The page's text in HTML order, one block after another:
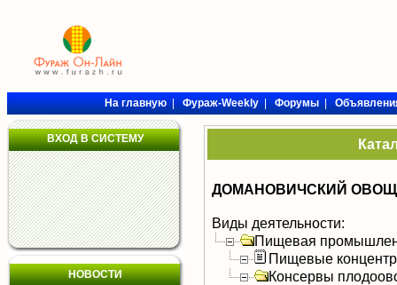
На главную|Фураж-Weekly|Форумы|
ВХОД В СИСТЕМУ
НОВОСТИ
ДОМАНОВИЧСКИЙ
Виды деятельности:
Пищевая
Пищевые
Консервы